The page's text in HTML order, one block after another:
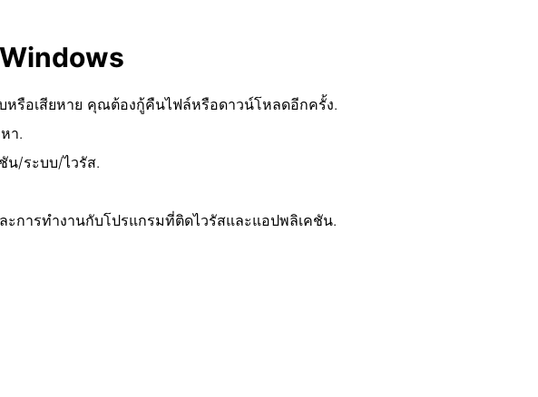
รือเสียหาย คุณต้องกู้คืนไฟล์หรือดาวน์โหลดอีกครั้ง.
า.
น/ระบบ/ไวรัส.
การทำงานกับโปรแกรมที่ติดไวรัสและแอปพลิเคชัน.